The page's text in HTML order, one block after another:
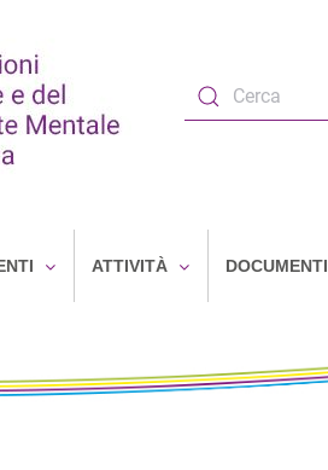
ATTIVITÀ DOCUMENTI